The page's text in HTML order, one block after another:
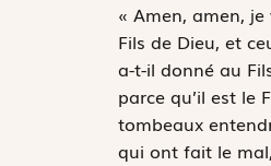
« Amen, amen,
Fils de Dieu, et
a-t-il donné au
parce qu’il est le
tombeaux
qui ont fait le